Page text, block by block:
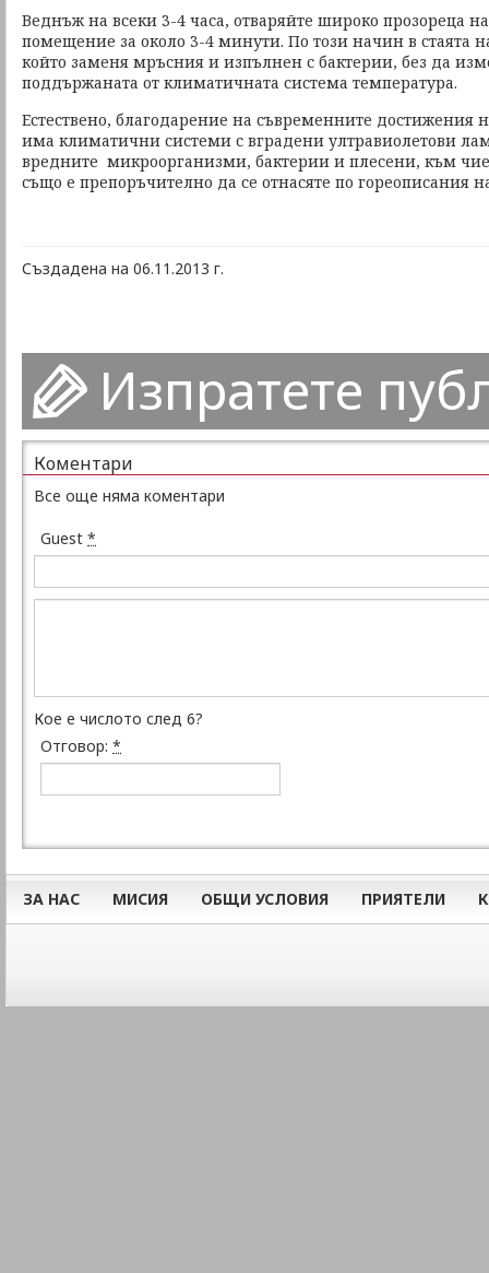
Веднъж на всеки 3-4 часа, отваряйте широко прозореца
помещение за около 3-4 минути. По този начин в стаята
който заменя мръсния и изпълнен с бактерии, без да
поддържаната от климатичната система температура.
Естествено, благодарение на съвременните достижения
има климатични системи с вградени ултравиолетови
вредните микроорганизми, бактерии и плесени, към
също е препоръчително да се отнасяте по гореописания
Създадена на 06.11.2013 г.
Изпратете
Коментари
Все още няма коментари
Guest *
Кое е числото след 6?
Отговор: *
ЗА НАС МИСИЯ ОБЩИ УСЛОВИЯ ПРИЯТЕЛИ